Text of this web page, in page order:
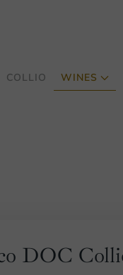
COLLIO WINES
DOC